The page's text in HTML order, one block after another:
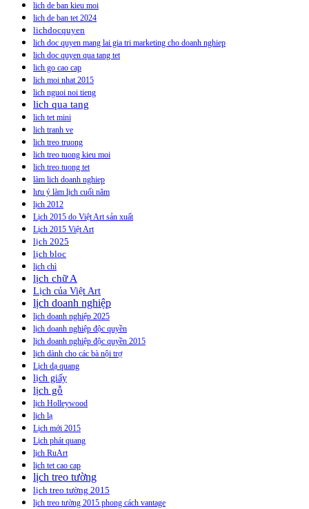
lich de ban kieu moi
lich de ban tet 2024
lichdocquyen
lich doc quyen mang lai gia tri marketing cho doanh nghiep
lich doc quyen qua tang tet
lich go cao cap
lich moi nhat 2015
lich nguoi noi tieng
lich qua tang
lich tet mini
lich tranh ve
lich treo truong
lich treo tuong kieu moi
lich treo tuong tet
làm lich doanh nghiep
lưu ý làm lịch cuối năm
lịch 2012
Lịch 2015 do Việt Art sản xuất
Lịch 2015 Việt Art
lịch 2025
lịch bloc
lịch chì
lịch chữ A
Lịch của Việt Art
lịch doanh nghiệp
lịch doanh nghiệp 2025
lịch doanh nghiệp độc quyền
lịch doanh nghiệp độc quyền 2015
lịch dành cho các bà nội trợ
Lịch dạ quang
lịch giấy
lịch gỗ
lịch Holleywood
lịch lạ
Lịch mới 2015
Lịch phát quang
lịch RuArt
lịch tet cao cap
lịch treo tường
lịch treo tường 2015
lịch treo tường 2015 phong cách vantage